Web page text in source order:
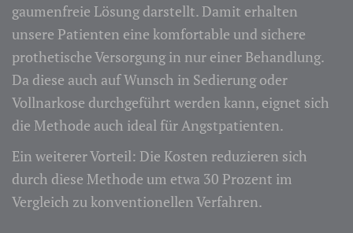
gaumenfreie Lösung darstellt. Damit erhalten
unsere Patienten eine komfortable und sichere
prothetische Versorgung in nur einer Behandlung.
Da diese auch auf Wunsch in Sedierung oder
Vollnarkose durchgeführt werden kann, eignet sich
die Methode auch ideal für Angstpatienten.
Ein weiterer Vorteil: Die Kosten reduzieren sich
durch diese Methode um etwa 30 Prozent im
Vergleich zu konventionellen Verfahren.